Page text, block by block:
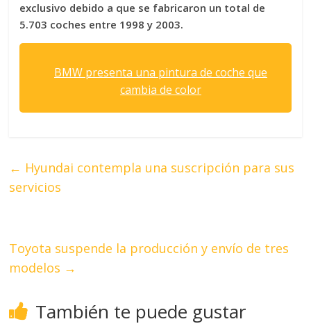
exclusivo debido a que se fabricaron un total de
5.703 coches entre 1998 y 2003.
BMW presenta una pintura de coche que
cambia de color
← Hyundai contempla una suscripción para sus
servicios
Toyota suspende la producción y envío de tres
modelos →
También te puede gustar